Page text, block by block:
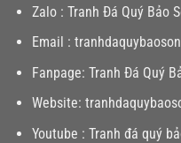
Zalo : Tranh Đá Quý Bảo
Email :
Fanpage: Tranh Đá Quý
Website:
Youtube : Tranh đá quý